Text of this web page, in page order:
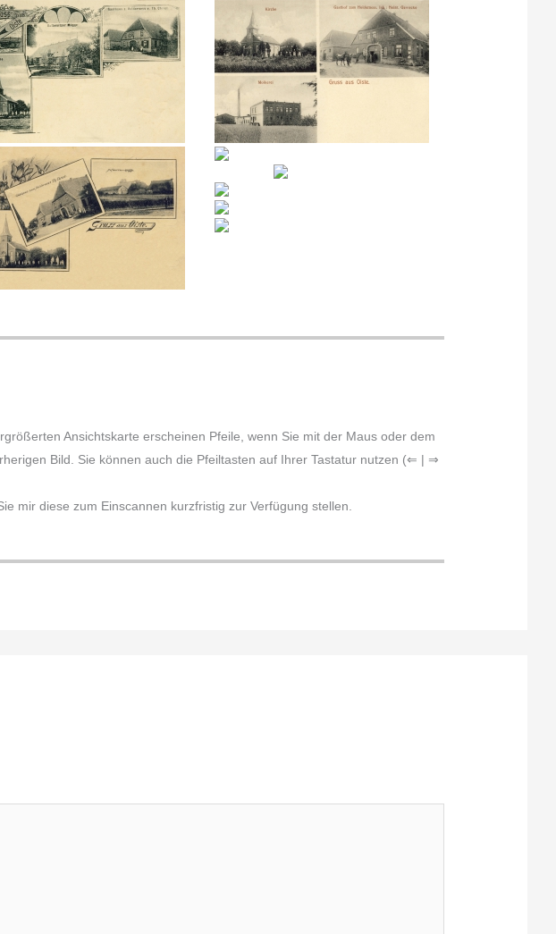
Ansichtskarte erscheinen Pfeile, wenn Sie mit der Maus oder dem
Bild. Sie können auch die Pfeiltasten auf Ihrer Tastatur nutzen (⇐ | ⇒
mir diese zum Einscannen kurzfristig zur Verfügung stellen.